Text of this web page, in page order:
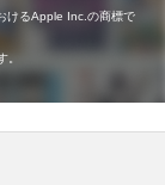
けるApple Inc.の商標で